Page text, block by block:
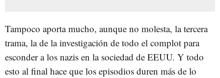
Tampoco aporta mucho, aunque no molesta, la tercera
trama, la de la investigación de todo el complot para
esconder a los nazis en la sociedad de EEUU. Y todo
esto al final hace que los episodios duren más de lo